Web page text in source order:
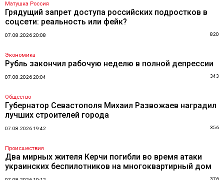
Матушка Россия
Грядущий запрет доступа российских подростков в
соцсети: реальность или фейк?
07.08.2026 20:08 820
Экономика
Рубль закончил рабочую неделю в полной депрессии
07.08.2026 20:04 343
Общество
Губернатор Севастополя Михаил Развожаев наградил
лучших строителей города
07.08.2026 19:42 356
Происшествия
Два мирных жителя Керчи погибли во время атаки
украинских беспилотников на многоквартирный дом
376